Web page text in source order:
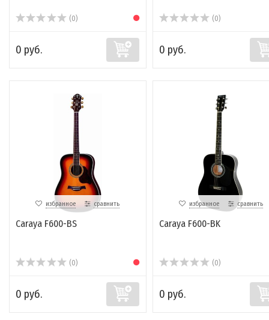
(0)
0 руб.
(0)
0 руб.
избранное сравнить
Caraya F600-BS
(0)
0 руб.
избранное сравнить
Caraya F600-BK
(0)
0 руб.